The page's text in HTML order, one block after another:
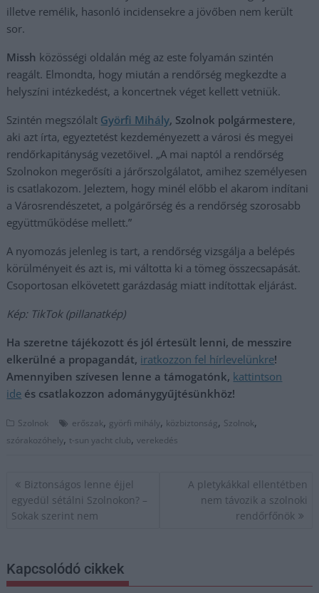
illetve remélik, hasonló incidensekre a jövőben nem került
sor.
Missh közösségi oldalán még az este folyamán szintén
reagált. Elmondta, hogy miután a rendőrség megkezdte a
helyszíni intézkedést, a koncertnek véget kellett vetniük.
Szintén megszólalt Györfi Mihály, Szolnok polgármestere,
aki azt írta, egyeztetést kezdeményezett a városi és megyei
rendőrkapitányság vezetőivel. „A mai naptól a rendőrség
Szolnokon megerősíti a járőrszolgálatot, amihez személyesen
is csatlakozom. Jeleztem, hogy minél előbb el akarom indítani
a Városrendészetet, a polgárőrség és a rendőrség szorosabb
együttműködése mellett.”
A nyomozás jelenleg is tart, a rendőrség vizsgálja a belépés
körülményeit és azt is, mi váltotta ki a tömeg összecsapását.
Csoportosan elkövetett garázdaság miatt indítottak eljárást.
Kép: TikTok (pillanatkép)
Ha szeretne tájékozott és jól értesült lenni, de messzire
elkerülné a propagandát, iratkozzon fel hírlevelünkre!
Amennyiben szívesen lenne a támogatónk, kattintson
ide és csatlakozzon adománygyűjtésünkhöz!
Szolnok erőszak, györfi mihály, közbiztonság, Szolnok,
szórakozóhely, t-sun yacht club,verekedés
Bejegyzés
navigáció
Biztonságos lenne éjjel
egyedül sétálni Szolnokon? –
Sokak szerint nem
A pletykákkal ellentétben
nem távozik a szolnoki
rendőrfőnök
Kapcsolódó cikkek